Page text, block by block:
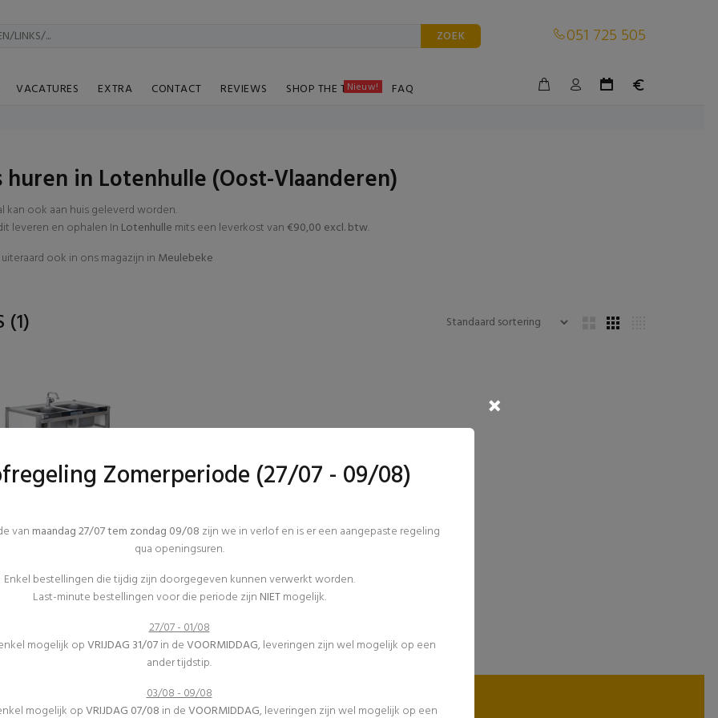
ZOEK 051 725 505
VACATURES EXTRA CONTACT REVIEWS SHOP THE TABLE
Nieuw! FAQ
huren in Lotenhulle (Oost-Vlaanderen)
kan ook aan huis geleverd worden.
leveren en ophalen In Lotenhulle mits een leverkost van€90,00 excl. btw.
ook in ons magazijn in Meulebeke
(1)
(0)
Spoeltafel
DOE JE MET FJESTUM !
Zomerperiode (27/07 - 09/08)
van maandag 27/07 tem zondag 09/08 zijn we in verlof en is er een aangepaste regeling
qua openingsuren.
Enkel bestellingen die tijdig zijn doorgegeven kunnen verwerkt worden.
Last-minute bestellingen voor die periode zijn NIETmogelijk.
27/07 - 01/08
mogelijk opVRIJDAG 31/07in deVOORMIDDAG, leveringen zijn wel mogelijk op een
ander tijdstip.
03/08 - 09/08
mogelijk opVRIJDAG 07/08 in deVOORMIDDAG, leveringen zijn wel mogelijk op een